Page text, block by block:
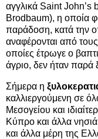
αγγλικά Saint John’s
Brodbaum), η οποία
παράδοση, κατά την
αναφέρονται από
οποίες έτρωγε ο
άγριο, δεν ήταν παρά
Σήμερα η
καλλιεργούμενη σε
Μεσογείου και
Κύπρο και άλλα
και άλλα μέρη της